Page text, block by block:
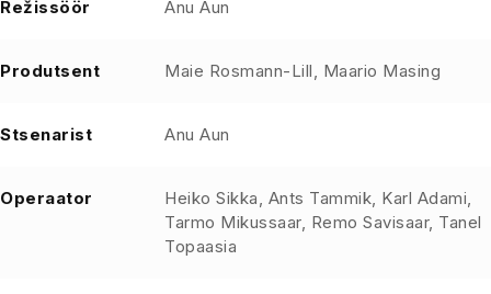
Režissöör Anu Aun
Produtsent Maie Rosmann-Lill, Maario Masing
Stsenarist Anu Aun
Operaator
Heiko Sikka, Ants Tammik, Karl Adami,
Tarmo Mikussaar, Remo Savisaar, Tanel
Topaasia